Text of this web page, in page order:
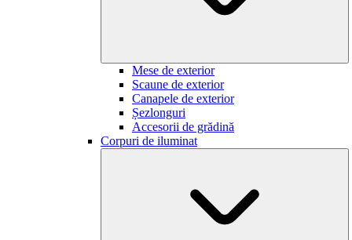
Mese de exterior
Scaune de exterior
Canapele de exterior
Șezlonguri
Accesorii de grădină
Corpuri de iluminat